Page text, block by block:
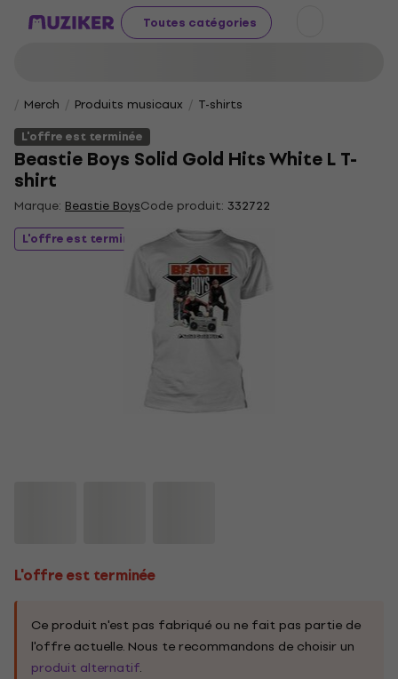
Toutes catégories
Merch Produits musicaux
T-shirts
L'offre est terminée
Beastie Boys Solid Gold Hits White L T-
shirt
Marque: Beastie BoysCode produit: 332722
L'offre est terminée
L'offre est terminée
Ce produit n'est pas fabriqué ou ne fait pas partie de
l'offre actuelle. Nous te recommandons de choisir un
produit alternatif.